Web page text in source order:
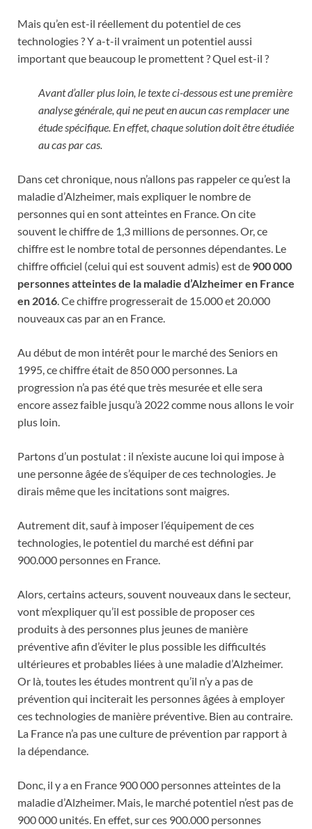
Mais qu’en est-il réellement du potentiel de ces
technologies ? Y a-t-il vraiment un potentiel aussi
important que beaucoup le promettent ? Quel est-il ?
Avant d’aller plus loin, le texte ci-dessous est une première
analyse générale, qui ne peut en aucun cas remplacer une
étude spécifique. En effet, chaque solution doit être étudiée
au cas par cas.
Dans cet chronique, nous n’allons pas rappeler ce qu’est la
maladie d’Alzheimer, mais expliquer le nombre de
personnes qui en sont atteintes en France. On cite
souvent le chiffre de 1,3 millions de personnes. Or, ce
chiffre est le nombre total de personnes dépendantes. Le
chiffre officiel (celui qui est souvent admis) est de 900 000
personnes atteintes de la maladie d’Alzheimer en France
en 2016 . Ce chiffre progresserait de 15.000 et 20.000
nouveaux cas par an en France.
Au début de mon intérêt pour le marché des Seniors en
1995, ce chiffre était de 850 000 personnes. La
progression n’a pas été que très mesurée et elle sera
encore assez faible jusqu’à 2022 comme nous allons le voir
plus loin.
Partons d’un postulat : il n’existe aucune loi qui impose à
une personne âgée de s’équiper de ces technologies. Je
dirais même que les incitations sont maigres.
Autrement dit, sauf à imposer l’équipement de ces
technologies, le potentiel du marché est défini par
900.000 personnes en France.
Alors, certains acteurs, souvent nouveaux dans le secteur,
vont m’expliquer qu’il est possible de proposer ces
produits à des personnes plus jeunes de manière
préventive afin d’éviter le plus possible les difficultés
ultérieures et probables liées à une maladie d’Alzheimer.
Or là, toutes les études montrent qu’il n’y a pas de
prévention qui inciterait les personnes âgées à employer
ces technologies de manière préventive. Bien au contraire.
La France n’a pas une culture de prévention par rapport à
la dépendance.
Donc, il y a en France 900 000 personnes atteintes de la
maladie d’Alzheimer. Mais, le marché potentiel n’est pas de
900 000 unités. En effet, sur ces 900.000 personnes